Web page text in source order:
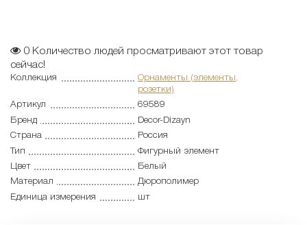
0 Количество людей просматривают этот товар
сейчас!
Коллекция
Орнаменты (элементы,
розетки)
Артикул
69589
Бренд
Decor-Dizayn
Страна
Россия
Тип
Фигурный элемент
Цвет
Белый
Материал
Дюрополимер
Единица измерения
шт